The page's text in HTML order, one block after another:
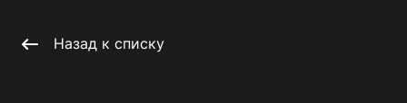
Назад к списку